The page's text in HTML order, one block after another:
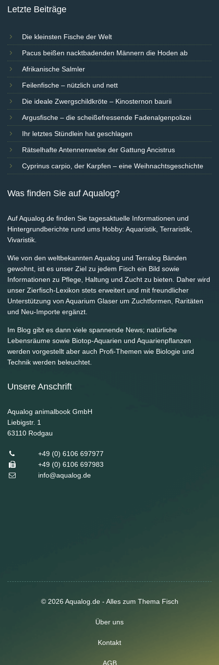
Letzte Beiträge
Die kleinsten Fische der Welt
Pacus beißen nacktbadenden Männern die Hoden ab
Afrikanische Salmler
Feilenfische – nützlich und nett
Die ideale Zwergschildkröte – Kinosternon baurii
Argusfische – die scheißefressende Fadenalgenpolizei
Ihr letztes Stündlein hat geschlagen
Rätselhafte Antennenwelse der Gattung Ancistrus
Cyprinus carpio, der Karpfen – eine Weihnachtsgeschichte
Was finden Sie auf Aqualog?
Auf Aqualog.de finden Sie tagesaktuelle Informationen und
Hintergrundberichte rund ums Hobby: Aquaristik, Terraristik,
Vivaristik.
Wie von den weltbekannten Aqualog und Terralog Bänden
gewohnt, ist es unser Ziel zu jedem Fisch ein Bild sowie
Informationen zu Pflege, Haltung und Zucht zu bieten. Daher wird
unser Zierfisch-Lexikon stets erweitert und mit freundlicher
Unterstützung von Aquarium Glaser um Zuchtformen, Raritäten
und Neu-Importe ergänzt.
Im Blog gibt es dann viele spannende News; natürliche
Lebensräume sowie Biotop-Aquarien und Aquarienpflanzen
werden vorgestellt aber auch Profi-Themen wie Biologie und
Technik werden beleuchtet.
Unsere Anschrift
Aqualog animalbook GmbH
Liebigstr. 1
63110 Rodgau
+49 (0) 6106 697977
+49 (0) 6106 697983
info@aqualog.de
© 2026 Aqualog.de - Alles zum Thema Fisch
Über uns
Kontakt
AGB